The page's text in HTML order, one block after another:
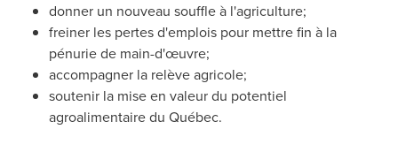
donner un nouveau souffle à l'agriculture;
freiner les pertes d'emplois pour mettre fin à la
pénurie de main-d'œuvre;
accompagner la relève agricole;
soutenir la mise en valeur du potentiel
agroalimentaire du Québec.